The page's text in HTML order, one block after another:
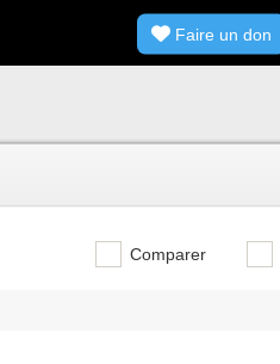
Faire un don
Comparer